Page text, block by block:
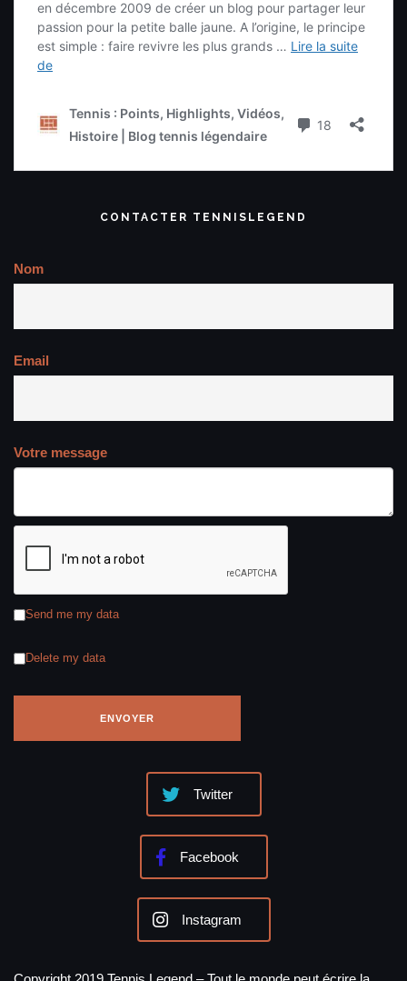
CONTACTER TENNISLEGEND
Nom
Email
Votre message
Send me my data
Delete my data
Twitter
Facebook
Instagram